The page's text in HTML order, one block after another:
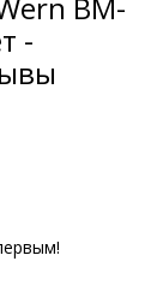
-